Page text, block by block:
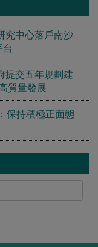
究中心落戶南沙
台
提交五年規劃建
質量發展
保持積極正面態